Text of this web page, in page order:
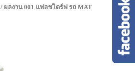
/ ผลงาน 001 แฟลชไดร์ฟ รถ MAT